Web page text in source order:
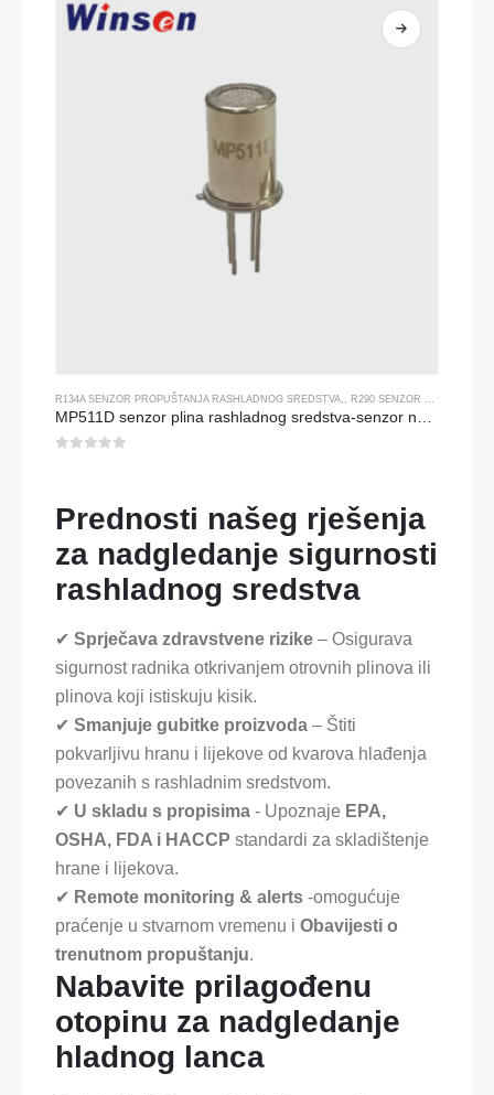
R134A SENZOR PROPUŠTANJA RASHLADNOG SREDSTVA R290 SENZOR PROPUŠTANJA RASHLADNOG SREDSTVA
Prednosti našeg rješenja
za nadgledanje sigurnosti
rashladnog sredstva
✔ Sprječava zdravstvene rizike – Osigurava
sigurnost radnika otkrivanjem otrovnih plinova ili
plinova koji istiskuju kisik.
✔ Smanjuje gubitke proizvoda – Štiti
pokvarljivu hranu i lijekove od kvarova hlađenja
povezanih s rashladnim sredstvom.
✔ U skladu s propisima - Upoznaje EPA,
OSHA, FDA i HACCP standardi za skladištenje
hrane i lijekova.
✔ Remote monitoring & alerts -omogućuje
praćenje u stvarnom vremenu i Obavijesti o
trenutnom propuštanju.
Nabavite prilagođenu
otopinu za nadgledanje
hladnog lanca